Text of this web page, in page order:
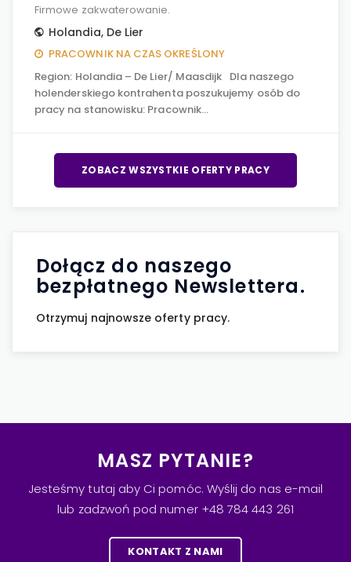
Firmowe zakwaterowanie.
Holandia, De Lier
PRACOWNIK NA CZAS OKREŚLONY
Region: Holandia – De Lier/ Maasdijk Dla naszego
holenderskiego kontrahenta poszukujemy osób do
pracy na stanowisku: Pracownik…
ZOBACZ WSZYSTKIE OFERTY PRACY
Dołącz do naszego
bezpłatnego Newslettera.
Otrzymuj najnowsze oferty pracy.
MASZ PYTANIE?
Jesteśmy tutaj aby Ci pomóc. Wyślij do nas e-mail
lub zadzwoń pod numer +48 784 443 261
KONTAKT Z NAMI